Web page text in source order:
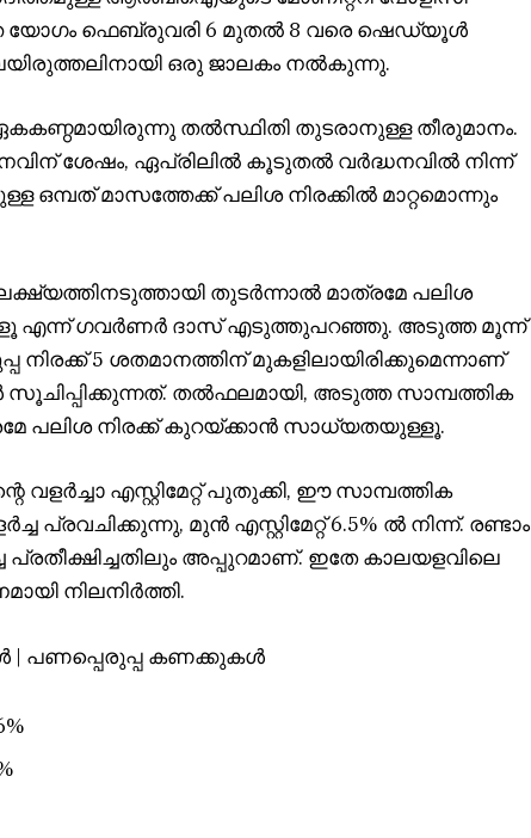
യോഗം ഫെബ്രുവരി 6 മുതൽ 8 വരെ ഷെഡ്യൂൾ
ഒരു ജാലകം നൽകുന്നു.
തൽസ്ഥിതി തുടരാനുള്ള തീരുമാനം.
ശേഷം, ഏപ്രിലിൽ കൂടുതൽ വർദ്ധനവിൽ നിന്ന്
ഒമ്പത് മാസത്തേക്ക് പലിശ നിരക്കിൽ മാറ്റമൊന്നും
തുടർന്നാൽ മാത്രമേ പലിശ
എന്ന് ഗവർണർ ദാസ് എടുത്തുപറഞ്ഞു. അടുത്ത മൂന്ന്
നിരക്ക് 5 ശതമാനത്തിന് മുകളിലായിരിക്കുമെന്നാണ്
തൽഫലമായി, അടുത്ത സാമ്പത്തിക
പലിശ നിരക്ക് കുറയ്ക്കാൻ സാധ്യതയുള്ളൂ.
വളർച്ചാ എസ്റ്റിമേറ്റ് പുതുക്കി, ഈ സാമ്പത്തിക
പ്രവചിക്കുന്നു, മുൻ എസ്റ്റിമേറ്റ് 6.5% ൽ നിന്ന്. രണ്ടാം
പ്രതീക്ഷിച്ചതിലും അപ്പുറമാണ്. ഇതേ കാലയളവിലെ
നിലനിർത്തി.
| പണപ്പെരുപ്പ കണക്കുകൾ